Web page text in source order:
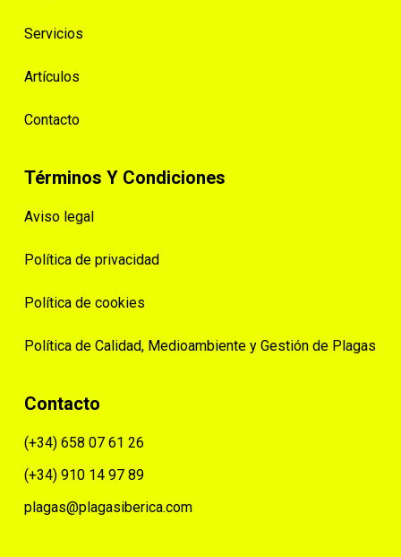
Servicios
Artículos
Contacto
Términos Y Condiciones
Aviso legal
Política de privacidad
Política de cookies
Política de Calidad, Medioambiente y Gestión de Plagas
Contacto
(+34) 658 07 61 26
(+34) 910 14 97 89
plagas@plagasiberica.com